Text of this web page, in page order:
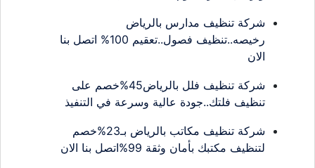
شركة تنظيف مدارس بالرياض
رخيصه..تنظيف فصول..تعقيم 100% اتصل بنا
الان
شركة تنظيف فلل بالرياض45%خصم على
تنظيف فلتك..جودة عالية وسرعة في التنفيذ
شركة تنظيف مكاتب بالرياض بـ23%خصم
لتنظيف مكتبك بأمان وثقة 99%اتصل بنا الان